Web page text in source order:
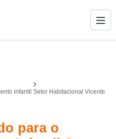
infantil Setor Habitacional Vicente
para o